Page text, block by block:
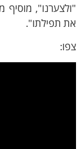
מוסיף
תפילתו".